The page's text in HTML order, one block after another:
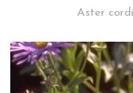
Aster